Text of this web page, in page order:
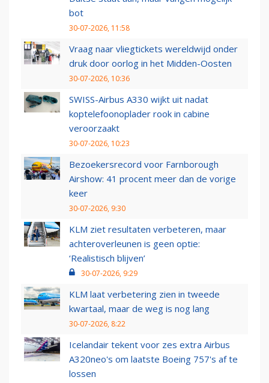
bot
30-07-2026, 11:58
Vraag naar vliegtickets wereldwijd onder
druk door oorlog in het Midden-Oosten
30-07-2026, 10:36
SWISS-Airbus A330 wijkt uit nadat
koptelefoonoplader rook in cabine
veroorzaakt
30-07-2026, 10:23
Bezoekersrecord voor Farnborough
Airshow: 41 procent meer dan de vorige
keer
30-07-2026, 9:30
KLM ziet resultaten verbeteren, maar
achteroverleunen is geen optie:
‘Realistisch blijven’
30-07-2026, 9:29
KLM laat verbetering zien in tweede
kwartaal, maar de weg is nog lang
30-07-2026, 8:22
Icelandair tekent voor zes extra Airbus
A320neo's om laatste Boeing 757's af te
lossen